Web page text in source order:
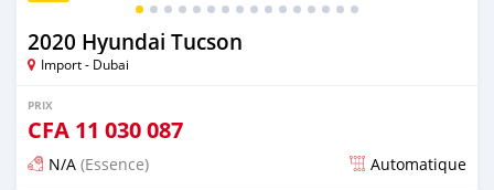
2020 Hyundai Tucson
Import - Dubai
PRIX
CFA 11 030 087
N/A (Essence) Automatique